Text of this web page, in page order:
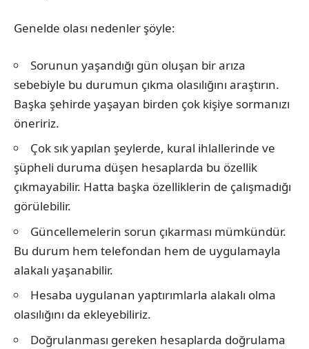
Genelde olası nedenler şöyle:
Sorunun yaşandığı gün oluşan bir arıza
sebebiyle bu durumun çıkma olasılığını araştırın.
Başka şehirde yaşayan birden çok kişiye sormanızı
öneririz.
Çok sık yapılan şeylerde, kural ihlallerinde ve
şüpheli duruma düşen hesaplarda bu özellik
çıkmayabilir. Hatta başka özelliklerin de çalışmadığı
görülebilir.
Güncellemelerin sorun çıkarması mümkündür.
Bu durum hem telefondan hem de uygulamayla
alakalı yaşanabilir.
Hesaba uygulanan yaptırımlarla alakalı olma
olasılığını da ekleyebiliriz.
Doğrulanması gereken hesaplarda doğrulama